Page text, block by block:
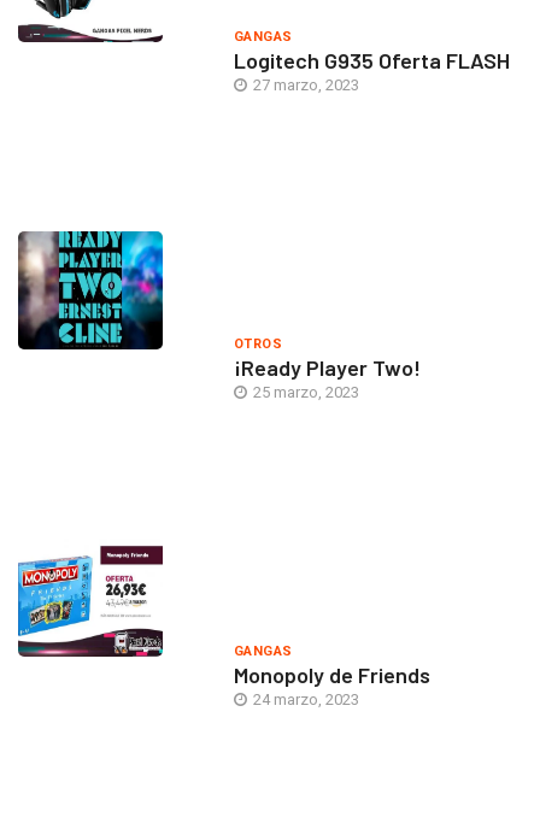
GANGAS
Logitech G935 Oferta FLASH
27 marzo, 2023
OTROS
¡Ready Player Two!
25 marzo, 2023
GANGAS
Monopoly de Friends
24 marzo, 2023